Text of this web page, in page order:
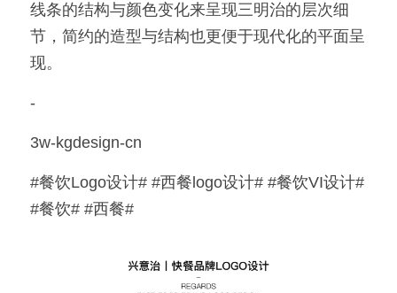
线条的结构与颜色变化来呈现三明治的层次细
节，简约的造型与结构也更便于现代化的平面呈
现。
-
3w-kgdesign-cn
#餐饮Logo设计# #西餐logo设计# #餐饮VI设计#
#餐饮# #西餐#